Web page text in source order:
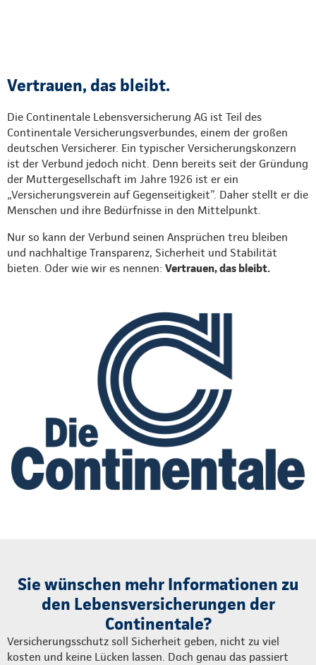
Vertrauen, das bleibt.
Die Continentale Lebensversicherung AG ist Teil des
Continentale Versicherungsverbundes, einem der großen
deutschen Versicherer. Ein typischer Versicherungskonzern
ist der Verbund jedoch nicht. Denn bereits seit der Gründung
der Muttergesellschaft im Jahre 1926 ist er ein
„Versicherungsverein auf Gegenseitigkeit”. Daher stellt er die
Menschen und ihre Bedürfnisse in den Mittelpunkt.
Nur so kann der Verbund seinen Ansprüchen treu bleiben
und nachhaltige Transparenz, Sicherheit und Stabilität
bieten. Oder wie wir es nennen: Vertrauen, das bleibt.
Sie wünschen mehr Informationen zu
den Lebensversicherungen der
Continentale?
Versicherungsschutz soll Sicherheit geben, nicht zu viel
kosten und keine Lücken lassen. Doch genau das passiert